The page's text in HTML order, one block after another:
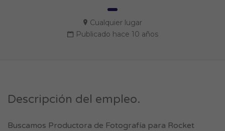
Cualquier lugar
Publicado hace 10 años
Descripción del empleo.
Buscamos Productora de Fotografía para Rocket